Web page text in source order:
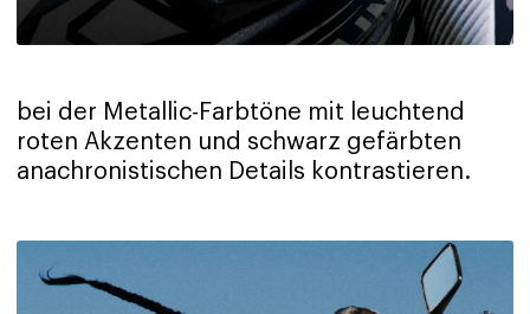
bei der Metallic-Farbtöne mit leuchtend
roten Akzenten und schwarz gefärbten
anachronistischen Details kontrastieren.